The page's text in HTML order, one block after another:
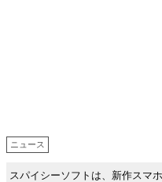
ニュース
スパイシーソフトは、新作スマ